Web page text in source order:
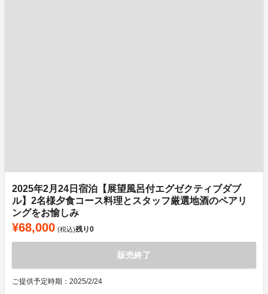
2025年2月24日宿泊【展望風呂付エグゼクティブダブ
ル】2名様夕食コース料理とスタッフ厳選地酒のペアリ
ングをお愉しみ
¥68,000 (税込)残り0
販売終了
ご提供予定時期：2025/2/24